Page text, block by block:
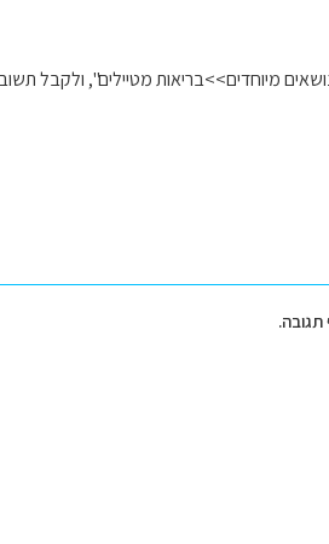
מיוחדים>>בריאות מטיילים", ולקבל
תגובה.